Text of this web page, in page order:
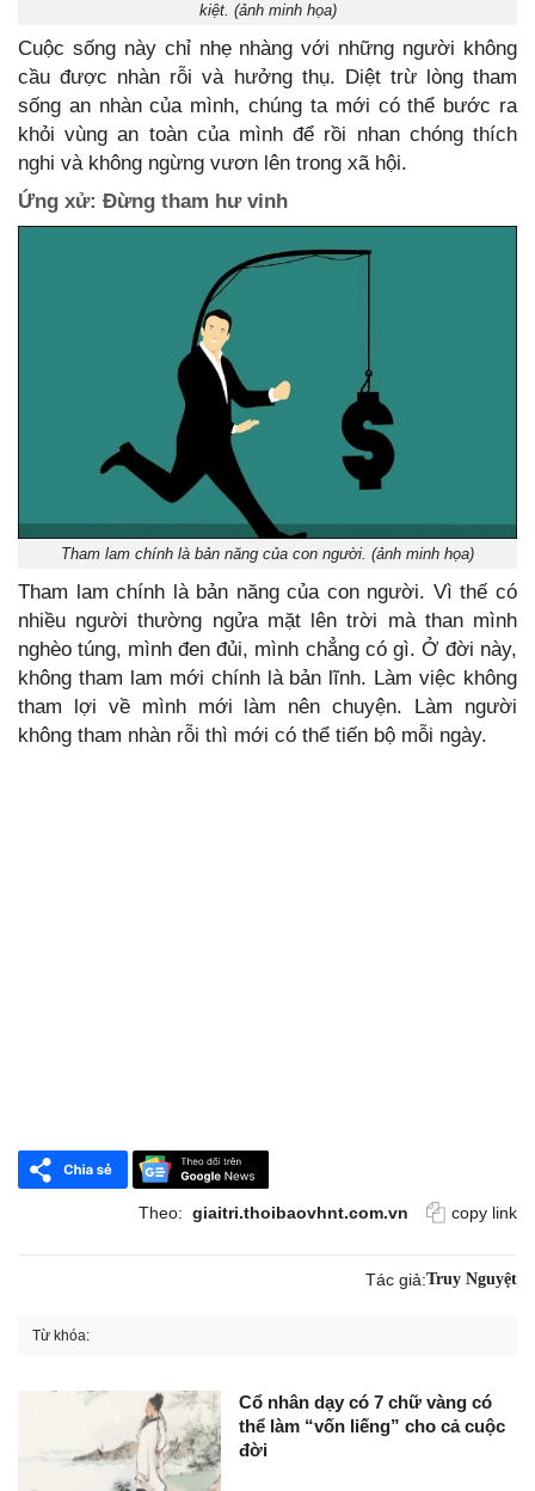
kiệt. (ảnh minh họa)
Cuộc sống này chỉ nhẹ nhàng với những người không
cầu được nhàn rỗi và hưởng thụ. Diệt trừ lòng tham
sống an nhàn của mình, chúng ta mới có thể bước ra
khỏi vùng an toàn của mình để rồi nhan chóng thích
nghi và không ngừng vươn lên trong xã hội.
Ứng xử: Đừng tham hư vinh
Tham lam chính là bản năng của con người. (ảnh minh họa)
Tham lam chính là bản năng của con người. Vì thế có
nhiều người thường ngửa mặt lên trời mà than mình
nghèo túng, mình đen đủi, mình chẳng có gì. Ở đời này,
không tham lam mới chính là bản lĩnh. Làm việc không
tham lợi về mình mới làm nên chuyện. Làm người
không tham nhàn rỗi thì mới có thể tiến bộ mỗi ngày.
Theo: giaitri.thoibaovhnt.com.vn copy link
Tác giả:Truy Nguyệt
Từ khóa:
Cổ nhân dạy có 7 chữ vàng có
thể làm “vốn liếng” cho cả cuộc
đời